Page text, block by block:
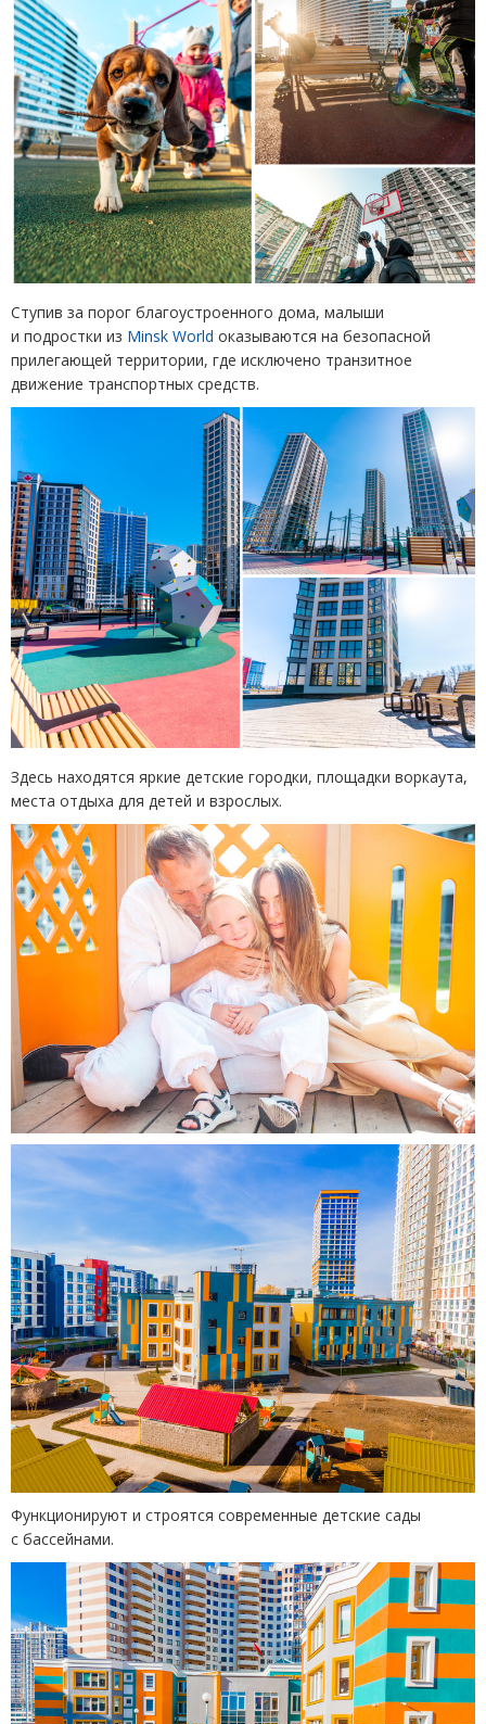
Ступив за порог благоустроенного дома, малыши
и подростки из Minsk World оказываются на безопасной
прилегающей территории, где исключено транзитное
движение транспортных средств.
Здесь находятся яркие детские городки, площадки воркаута,
места отдыха для детей и взрослых.
Функционируют и строятся современные детские сады
с бассейнами.